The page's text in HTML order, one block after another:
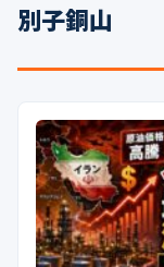
パレットサイズ
プラパレット
コンテナ
中古パレット
再生原料
別子銅山